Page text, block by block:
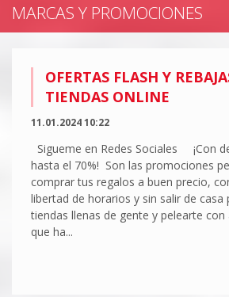
MARCAS Y PROMOCIONES
OFERTAS FLASH Y
TIENDAS ONLINE
11.01.2024 10:22
Sigueme en Redes Sociales ¡Con
hasta el 70%! Son las promociones
comprar tus regalos a buen precio,
libertad de horarios y sin salir de casa
tiendas llenas de gente y pelearte con
que ha...